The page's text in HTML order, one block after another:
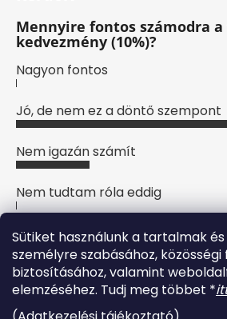
Sütiket használunk a tartalmak
személyre szabásához, közösségi
biztosításához, valamint
elemzéséhez. Tudj meg többet *
Mennyire fontos számodra
kedvezmény (10%)?
Nagyon fontos
Jó, de nem ez a döntő szempont
Nem igazán számít
Nem tudtam róla eddig
Szavazatok száma:8
Online fizetési